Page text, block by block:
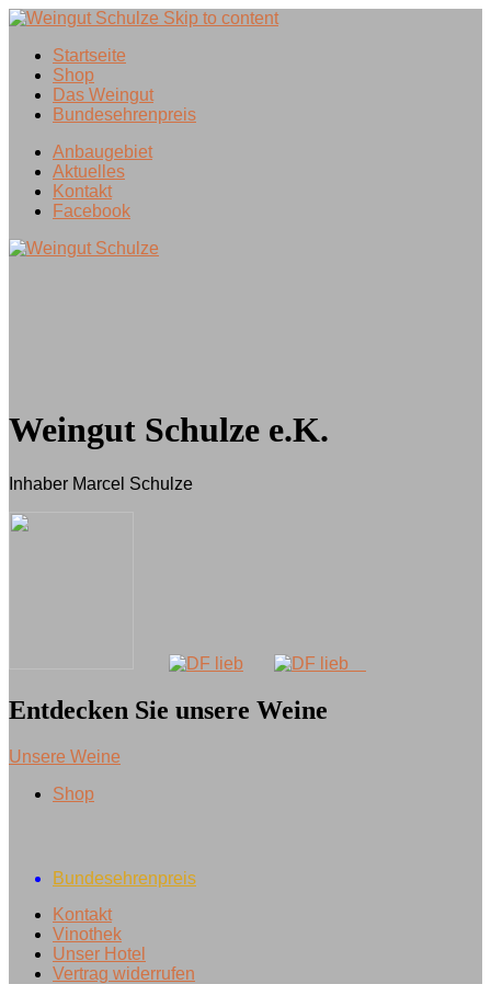
Skip to content
Startseite
Shop
Das Weingut
Bundesehrenpreis
Anbaugebiet
Aktuelles
Kontakt
Facebook
Weingut Schulze e.K.
Inhaber Marcel Schulze
Entdecken Sie unsere Weine
Unsere Weine
Shop
Bundesehrenpreis
Kontakt
Vinothek
Unser Hotel
Vertrag widerrufen